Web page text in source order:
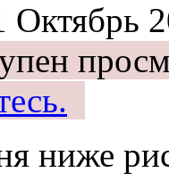
Октябрь
ниже